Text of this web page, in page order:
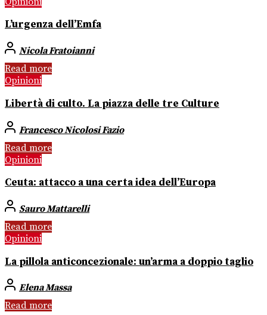
L’urgenza dell’Emfa
Nicola Fratoianni
Read more
Opinioni
Libertà di culto. La piazza delle tre Culture
Francesco Nicolosi Fazio
Read more
Opinioni
Ceuta: attacco a una certa idea dell’Europa
Sauro Mattarelli
Read more
Opinioni
La pillola anticoncezionale: un’arma a doppio taglio
Elena Massa
Read more